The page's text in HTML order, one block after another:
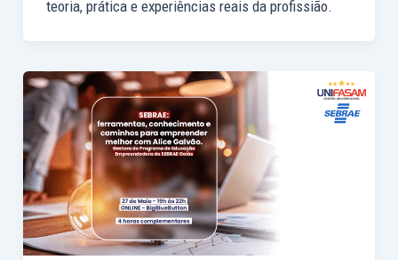
teoria, prática e experiências reais da profissião.